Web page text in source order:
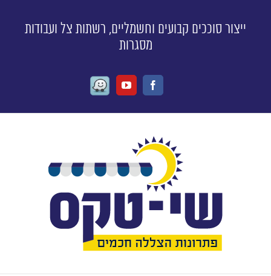
ייצור סוככים קבועים וחשמליים, רשתות צל ועבודות
מסגרות
Facebook
Youtube
Waze